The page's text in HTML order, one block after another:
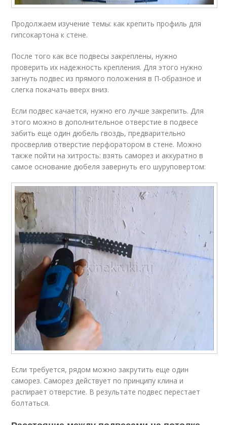
Продолжаем изучение темы: как крепить профиль для
гипсокартона к стене.
После того как все подвесы закреплены, нужно
проверить их надежность крепления. Для этого нужно
загнуть подвес из прямого положения в П-образное и
слегка покачать вверх вниз.
Если подвес качается, нужно его лучше закрепить. Для
этого можно в дополнительное отверстие в подвесе
забить еще один дюбель гвоздь, предварительно
просверлив отверстие перфоратором в стене. Можно
также пойти на хитрость: взять саморез и аккуратно в
самое основание дюбеля завернуть его шуруповертом:
Если требуется, рядом можно закрутить еще один
саморез. Саморез действует по принципу клина и
распирает отверстие. В результате подвес перестает
болтаться.